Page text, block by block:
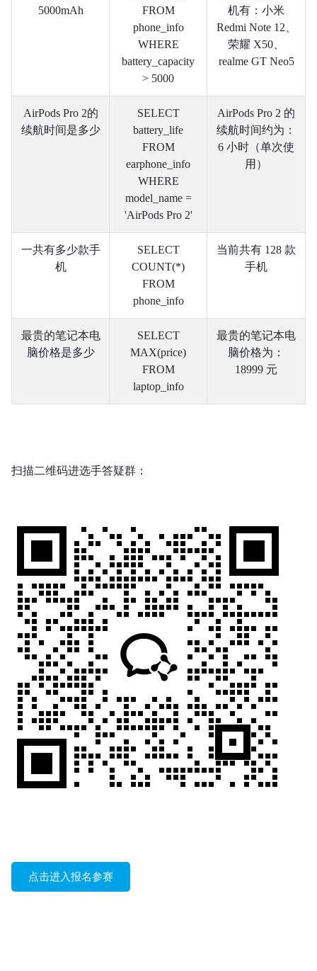
5000mAh
FROM
phone_info
WHERE
battery_capacity
> 5000
机有：小米
Redmi Note 12、
荣耀 X50、
realme GT Neo5
AirPods Pro 2的
续航时间是多少
SELECT
battery_life
FROM
earphone_info
WHERE
model_name =
'AirPods Pro 2'
AirPods Pro 2 的
续航时间约为：
6 小时（单次使
用）
一共有多少款手
机
SELECT
COUNT(*)
FROM
phone_info
当前共有 128 款
手机
最贵的笔记本电
脑价格是多少
SELECT
MAX(price)
FROM
laptop_info
最贵的笔记本电
脑价格为：
18999 元
扫描二维码进选手答疑群：
点击进入报名参赛